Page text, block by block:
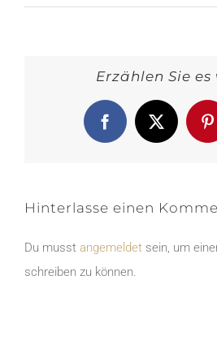
Erzählen Sie
Facebook
X
Hinterlasse einen
Du musst angemeldet sein, um
schreiben zu können.